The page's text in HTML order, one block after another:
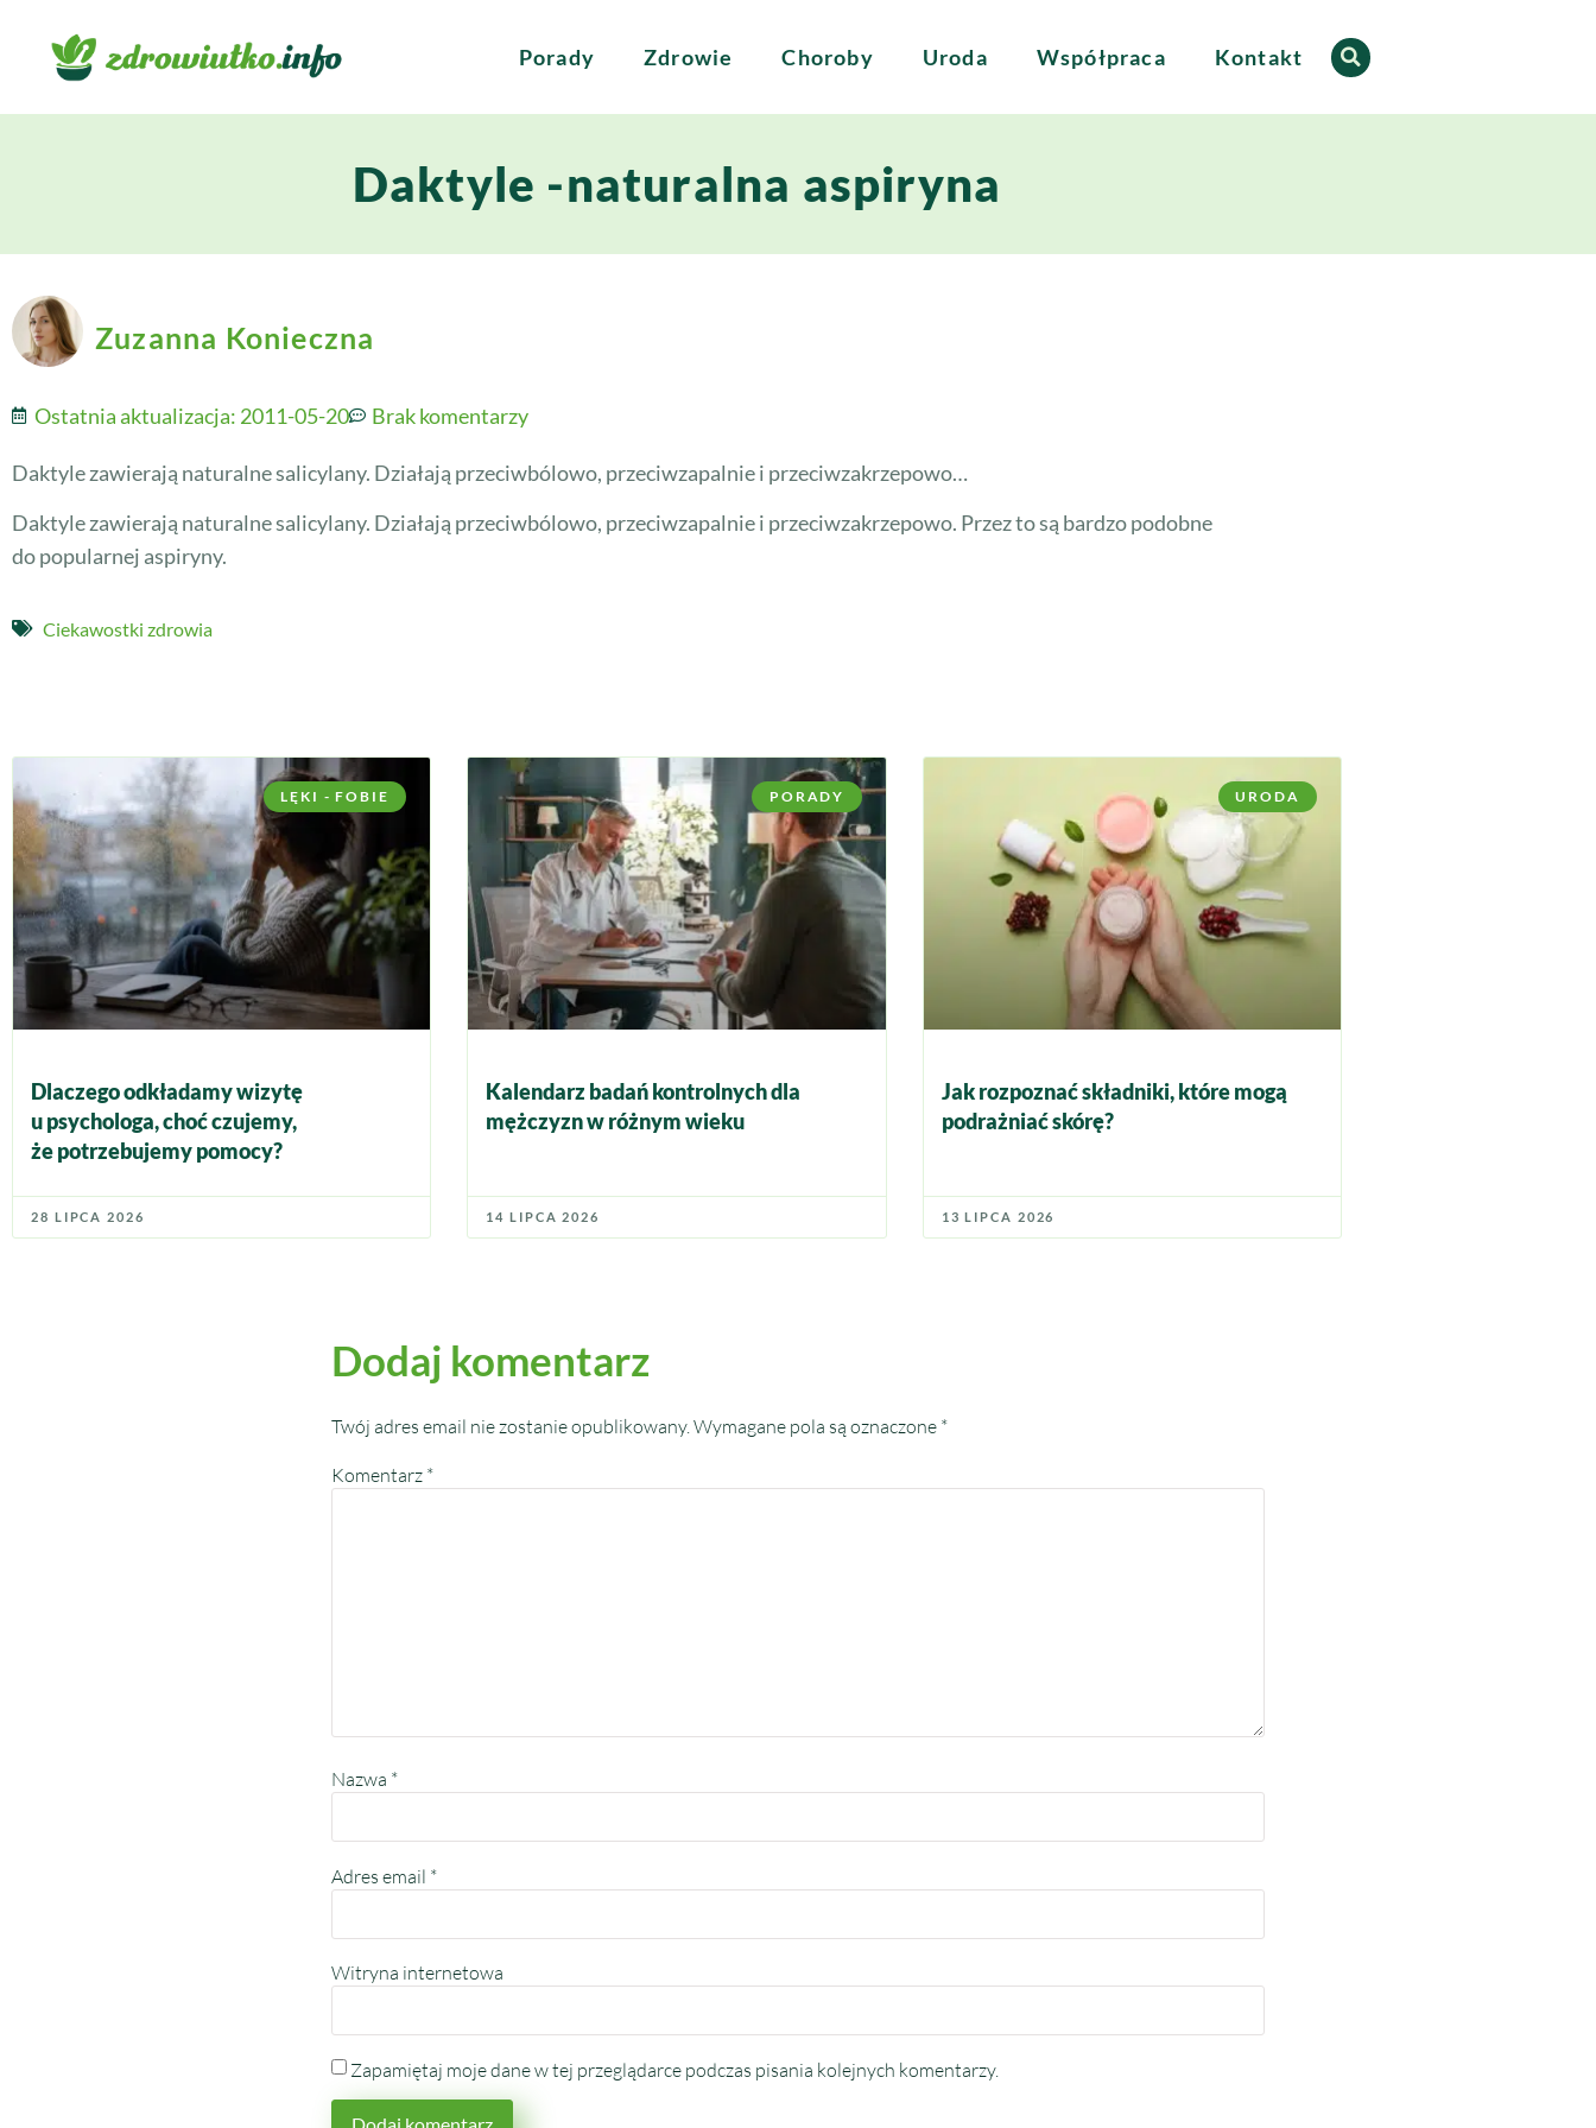
Porady Zdrowie Choroby Uroda Współpraca Kontakt
Daktyle -naturalna aspiryna
Zuzanna Konieczna
Ostatnia aktualizacja: 2011-05-20 Brak komentarzy
Daktyle zawierają naturalne salicylany. Działają przeciwbólowo, przeciwzapalnie i przeciwzakrzepowo…
Daktyle zawierają naturalne salicylany. Działają przeciwbólowo, przeciwzapalnie i przeciwzakrzepowo. Przez to są bardzo podobne
do popularnej aspiryny.
Ciekawostki zdrowia
LĘKI - FOBIE
Dlaczego odkładamy wizytę
u psychologa, choć czujemy,
że potrzebujemy pomocy?
28 LIPCA 2026
PORADY
Kalendarz badań kontrolnych dla
mężczyzn w różnym wieku
14 LIPCA 2026
URODA
Jak rozpoznać składniki, które mogą
podrażniać skórę?
13 LIPCA 2026
Dodaj komentarz
Twój adres email nie zostanie opublikowany. Wymagane pola są oznaczone *
Komentarz *
Nazwa *
Adres email *
Witryna internetowa
Zapamiętaj moje dane w tej przeglądarce podczas pisania kolejnych komentarzy.